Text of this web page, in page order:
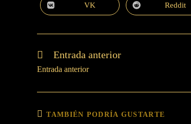
VK Reddit
Entrada anterior
Entrada anterior
TAMBIÉN PODRÍA GUSTARTE